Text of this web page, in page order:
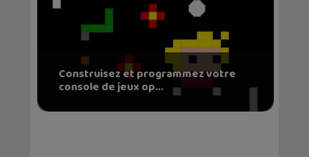
Construisez et programmez votre
console de jeux op...